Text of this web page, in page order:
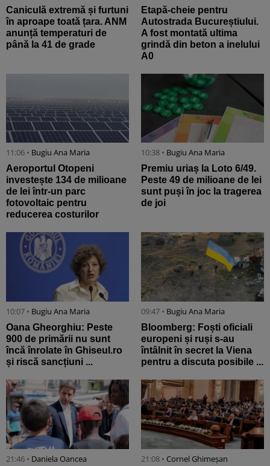
Caniculă extremă și furtuni
în aproape toată țara. ANM
anunță temperaturi de
până la 41 de grade
Etapă-cheie pentru
Autostrada Bucureștiului.
A fost montată ultima
grindă din beton a inelului
A0
11:06 • Bugiu ⁠Ana Maria
Aeroportul Otopeni
investește 134 de milioane
de lei într-un parc
fotovoltaic pentru
reducerea costurilor
10:38 • Bugiu ⁠Ana Maria
Premiu uriaș la Loto 6/49.
Peste 49 de milioane de lei
sunt puși în joc la tragerea
de joi
10:07 • Bugiu ⁠Ana Maria
Oana Gheorghiu: Peste
900 de primării nu sunt
încă înrolate în Ghiseul.ro
și riscă sancțiuni ...
09:47 • Bugiu ⁠Ana Maria
Bloomberg: Foști oficiali
europeni și ruși s-au
întâlnit în secret la Viena
pentru a discuta posibile ...
21:46 • Daniela Oancea 21:08 • Cornel Ghimeșan